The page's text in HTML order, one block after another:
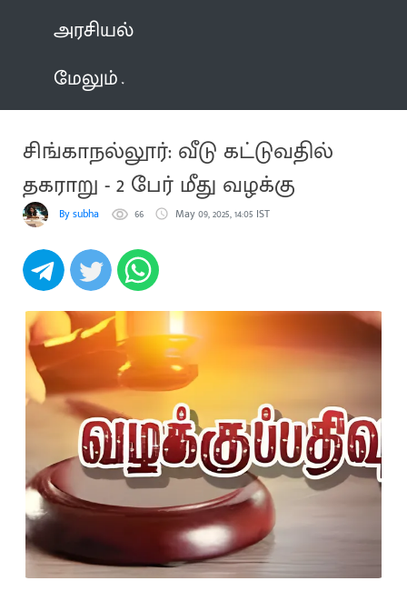
அரசியல்
மேலும்
சிங்காநல்லூர்: வீடு கட்டுவதில்
தகராறு - 2 பேர் மீது வழக்கு
By subha 66 May 09, 2025, 14:05 IST